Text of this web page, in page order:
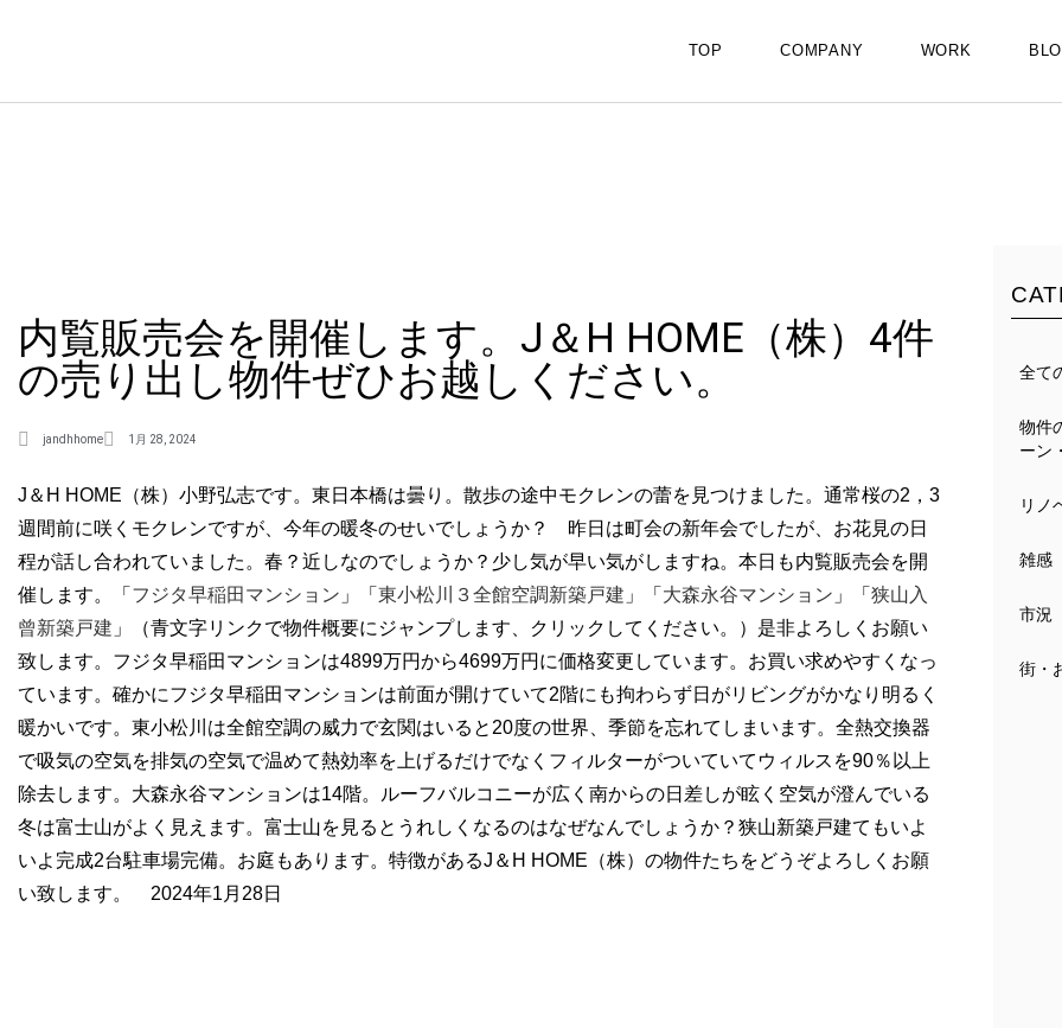
TOP COMPANY WORK
内覧販売会を開催します。J＆H HOME（株）4件
の売り出し物件ぜひお越しください。
jandhhome 1月 28, 2024
J＆H HOME（株）小野弘志です。東日本橋は曇り。散歩の途中モクレンの蕾を見つけました。通常桜の2，3
週間前に咲くモクレンですが、今年の暖冬のせいでしょうか？ 昨日は町会の新年会でしたが、お花見の日
程が話し合われていました。春？近しなのでしょうか？少し気が早い気がしますね。本日も内覧販売会を開
催します。「 フジタ早稲田マンション 」「 東小松川３全館空調新築戸建 」「 大森永谷マンション 」「 狭山入
曾新築戸建 」（青文字リンクで物件概要にジャンプします、クリックしてください。）是非よろしくお願い
致します。フジタ早稲田マンションは4899万円から4699万円に価格変更しています。お買い求めやすくなっ
ています。確かにフジタ早稲田マンションは前面が開けていて2階にも拘わらず日がリビングがかなり明るく
暖かいです。東小松川は全館空調の威力で玄関はいると20度の世界、季節を忘れてしまいます。全熱交換器
で吸気の空気を排気の空気で温めて熱効率を上げるだけでなくフィルターがついていてウィルスを90％以上
除去します。大森永谷マンションは14階。ルーフバルコニーが広く南からの日差しが眩く空気が澄んでいる
冬は富士山がよく見えます。富士山を見るとうれしくなるのはなぜなんでしょうか？狭山新築戸建てもいよ
いよ完成2台駐車場完備。お庭もあります。特徴があるJ＆H HOME（株）の物件たちをどうぞよろしくお願
い致します。 2024年1月28日
全て
物件
ーン
リノ
雑感
市況
街・